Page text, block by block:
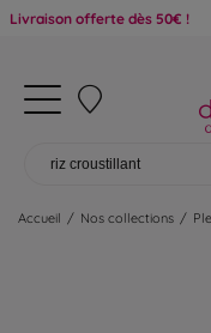
offerte dès 50€ !
Accueil / Nos collections /